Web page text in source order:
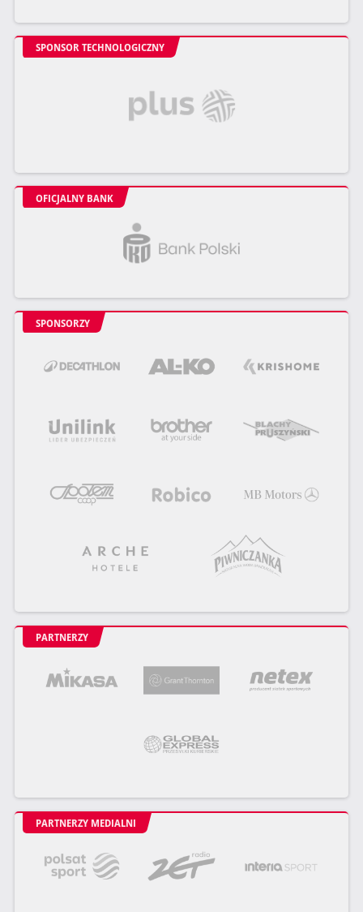
SPONSOR TECHNOLOGICZNY
OFICJALNY BANK
SPONSORZY
PARTNERZY
PARTNERZY MEDIALNI